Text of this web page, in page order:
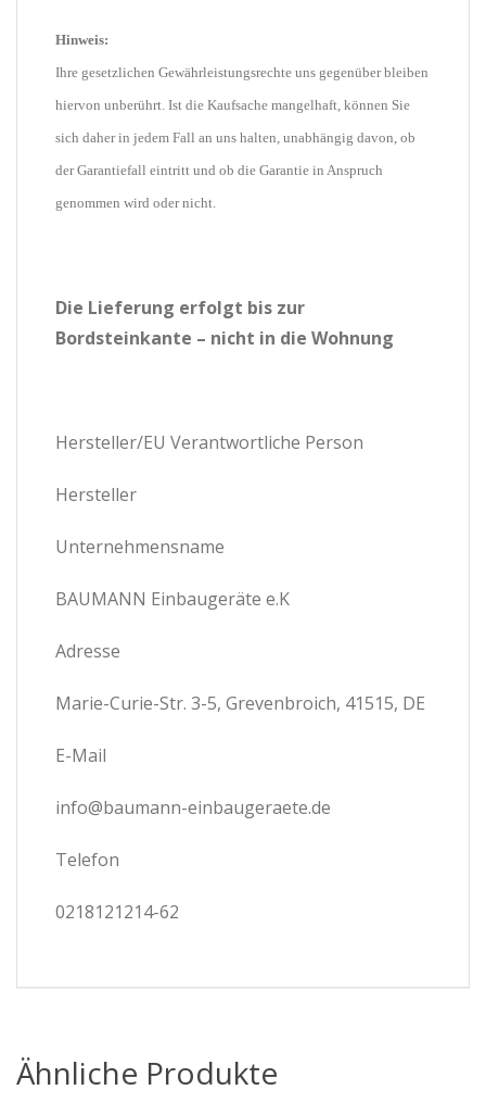
Hinweis:
Ihre gesetzlichen Gewährleistungsrechte uns gegenüber bleiben
hiervon unberührt. Ist die Kaufsache mangelhaft, können Sie
sich daher in jedem Fall an uns halten, unabhängig davon, ob
der Garantiefall eintritt und ob die Garantie in Anspruch
genommen wird oder nicht.
Die Lieferung erfolgt bis zur
Bordsteinkante – nicht in die Wohnung
Hersteller/EU Verantwortliche Person
Hersteller
Unternehmensname
BAUMANN Einbaugeräte e.K
Adresse
Marie-Curie-Str. 3-5, Grevenbroich, 41515, DE
E-Mail
info@baumann-einbaugeraete.de
Telefon
0218121214-62
Ähnliche Produkte